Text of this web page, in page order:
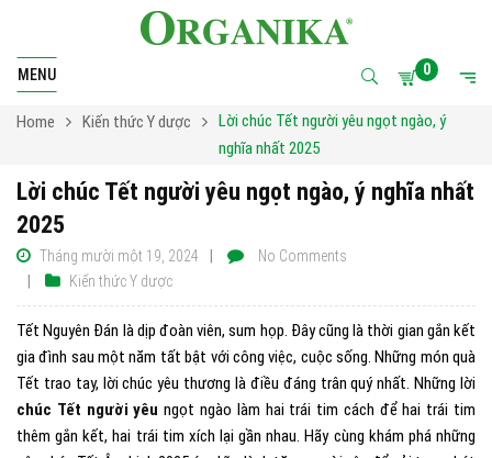
MENU 0
Home Kiến thức Y dược
Lời chúc Tết người yêu ngọt ngào, ý
nghĩa nhất 2025
Lời chúc Tết người yêu ngọt ngào, ý nghĩa nhất
2025
Tháng mười một 19, 2024
Kiến thức Y dược
No Comments
Tết Nguyên Đán là dịp đoàn viên, sum họp. Đây cũng là thời gian gắn kết
gia đình sau một năm tất bật với công việc, cuộc sống. Những món quà
Tết trao tay, lời chúc yêu thương là điều đáng trân quý nhất. Những lời
chúc Tết người yêu ngọt ngào làm hai trái tim cách để hai trái tim
thêm gắn kết, hai trái tim xích lại gần nhau. Hãy cùng khám phá những